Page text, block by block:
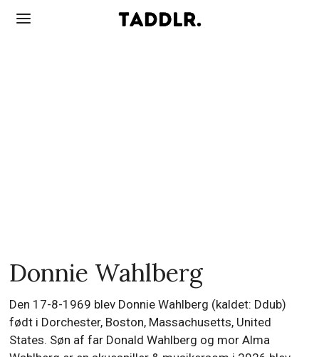
Donnie Wahlberg
Den 17-8-1969 blev Donnie Wahlberg (kaldet: Ddub)
født i Dorchester, Boston, Massachusetts, United
States. Søn af far Donald Wahlberg og mor Alma